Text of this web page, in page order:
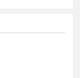
косметике: